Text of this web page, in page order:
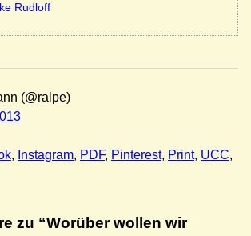
Rudloff
(@ralpe)
, Instagram, PDF, Pinterest, Print, UCC
zu “Worüber wollen wir